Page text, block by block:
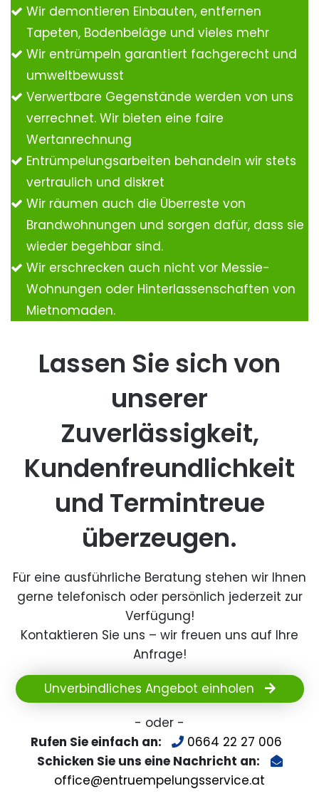
Wir demontieren Einbauten, entfernen
Tapeten, Bodenbeläge und vieles mehr
Wir entrümpeln garantiert fachgerecht und
umweltbewusst
Verwertbare Gegenstände werden von uns
verrechnet. Wir bieten eine faire
Wertanrechnung
Entrümpelungsarbeiten behandeln wir stets
vertraulich und diskret
Wir räumen auch die Überreste von
Brandwohnungen und sorgen dafür, dass sie
wieder begehbar sind.
Wir erschrecken auch nicht vor Messie-
Wohnungen oder Hinterlassenschaften von
Mietnomaden.
Lassen Sie sich von
unserer
Zuverlässigkeit,
Kundenfreundlichkeit
und Termintreue
überzeugen.
Für eine ausführliche Beratung stehen wir Ihnen
gerne telefonisch oder persönlich jederzeit zur
Verfügung!
Kontaktieren Sie uns – wir freuen uns auf Ihre
Anfrage!
Unverbindliches Angebot einholen
- oder -
Rufen Sie einfach an:
0664 22 27 006
Schicken Sie uns eine Nachricht an:
office@entruempelungsservice.at